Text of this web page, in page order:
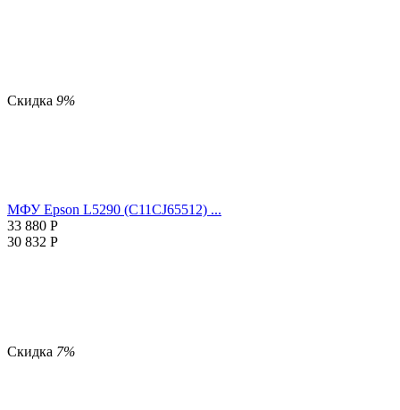
Скидка 9%
МФУ Epson L5290 (C11CJ65512) ...
33 880 Р
30 832 Р
Скидка 7%